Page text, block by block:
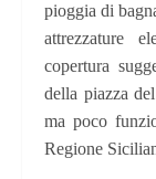
pioggia di
attrezzature
copertura
della piazza
ma poco
Regione